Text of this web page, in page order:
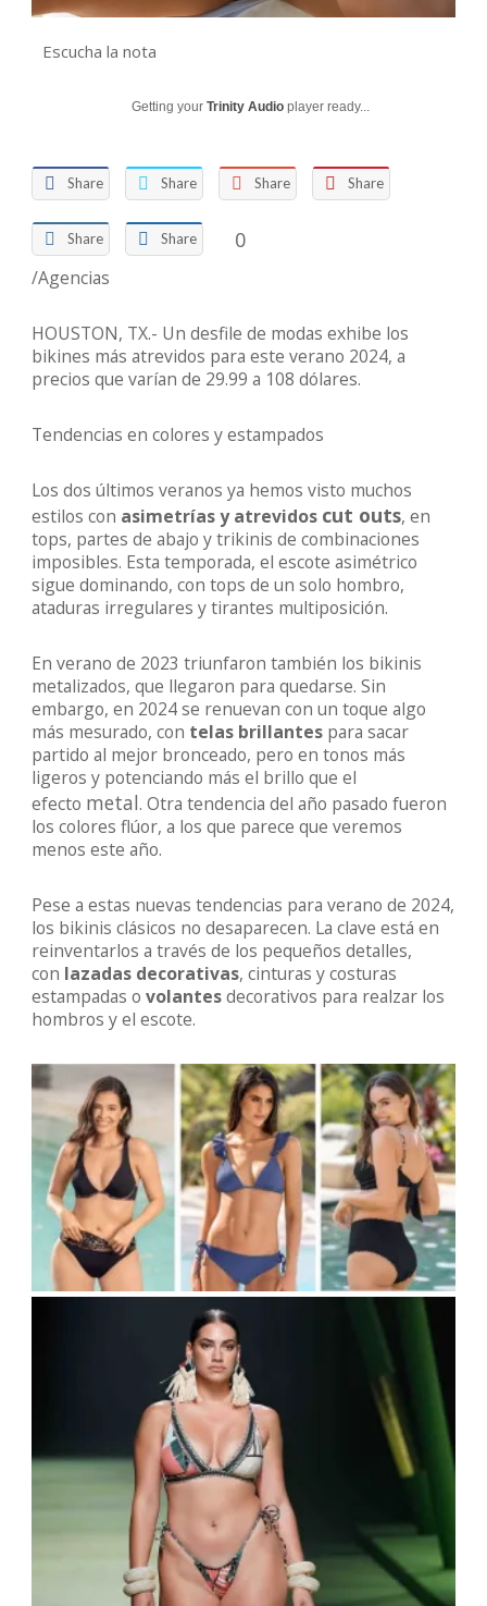
Escucha la nota
Getting your Trinity Audio player ready...
Share Share Share Share
Share Share 0
/Agencias
HOUSTON, TX.- Un desfile de modas exhibe los
bikines más atrevidos para este verano 2024, a
precios que varían de 29.99 a 108 dólares.
Tendencias en colores y estampados
Los dos últimos veranos ya hemos visto muchos
estilos con asimetrías y atrevidos cut outs, en
tops, partes de abajo y trikinis de combinaciones
imposibles. Esta temporada, el escote asimétrico
sigue dominando, con tops de un solo hombro,
ataduras irregulares y tirantes multiposición.
En verano de 2023 triunfaron también los bikinis
metalizados, que llegaron para quedarse. Sin
embargo, en 2024 se renuevan con un toque algo
más mesurado, con telas brillantes para sacar
partido al mejor bronceado, pero en tonos más
ligeros y potenciando más el brillo que el
efecto metal. Otra tendencia del año pasado fueron
los colores flúor, a los que parece que veremos
menos este año.
Pese a estas nuevas tendencias para verano de 2024,
los bikinis clásicos no desaparecen. La clave está en
reinventarlos a través de los pequeños detalles,
con lazadas decorativas, cinturas y costuras
estampadas o volantesdecorativos para realzar los
hombros y el escote.